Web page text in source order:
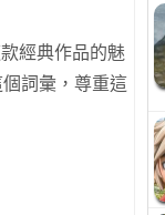
經典作品的魅
詞彙，尊重這